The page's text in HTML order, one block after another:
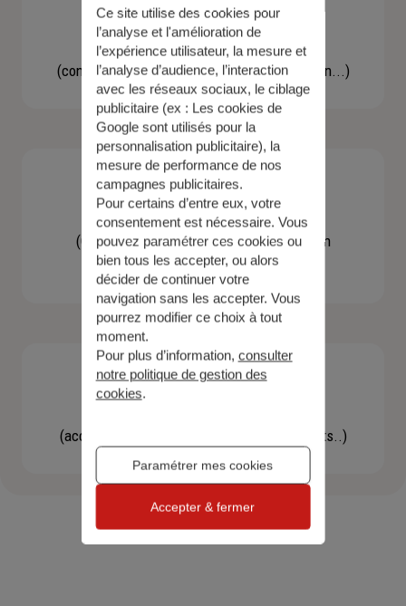
Demande d'information
(concernant une actualité, une réglementation...)
Contacter un agent
(Obtenir un devis, une information, faire un
bilan...)
(accéder à l'espace client, gérer mes contrats..)
Ce site utilise des cookies pour
l’analyse et l'amélioration de
l’expérience utilisateur, la mesure et
l’analyse d’audience, l’interaction
avec les réseaux sociaux, le ciblage
publicitaire (ex : Les cookies de
Google sont utilisés pour la
personnalisation publicitaire), la
mesure de performance de nos
campagnes publicitaires.
Pour certains d’entre eux, votre
consentement est nécessaire. Vous
pouvez paramétrer ces cookies ou
bien tous les accepter, ou alors
décider de continuer votre
navigation sans les accepter. Vous
pourrez modifier ce choix à tout
moment.
Pour plus d’information, consulter
notre politique de gestion des
cookies.
Paramétrer mes cookies
Accepter & fermer